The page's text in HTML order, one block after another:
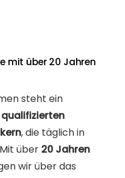
mit über 20 Jahren
steht ein
qualifizierten
, die täglich in
über 20 Jahren
wir über das